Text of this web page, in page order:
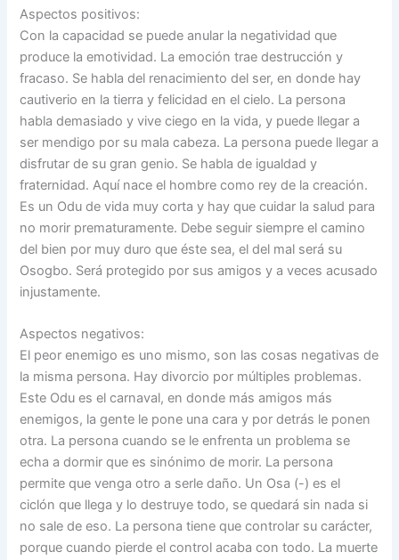
Aspectos positivos:
Con la capacidad se puede anular la negatividad que
produce la emotividad. La emoción trae destrucción y
fracaso. Se habla del renacimiento del ser, en donde hay
cautiverio en la tierra y felicidad en el cielo. La persona
habla demasiado y vive ciego en la vida, y puede llegar a
ser mendigo por su mala cabeza. La persona puede llegar a
disfrutar de su gran genio. Se habla de igualdad y
fraternidad. Aquí nace el hombre como rey de la creación.
Es un Odu de vida muy corta y hay que cuidar la salud para
no morir prematuramente. Debe seguir siempre el camino
del bien por muy duro que éste sea, el del mal será su
Osogbo. Será protegido por sus amigos y a veces acusado
injustamente.
Aspectos negativos:
El peor enemigo es uno mismo, son las cosas negativas de
la misma persona. Hay divorcio por múltiples problemas.
Este Odu es el carnaval, en donde más amigos más
enemigos, la gente le pone una cara y por detrás le ponen
otra. La persona cuando se le enfrenta un problema se
echa a dormir que es sinónimo de morir. La persona
permite que venga otro a serle daño. Un Osa (-) es el
ciclón que llega y lo destruye todo, se quedará sin nada si
no sale de eso. La persona tiene que controlar su carácter,
porque cuando pierde el control acaba con todo. La muerte